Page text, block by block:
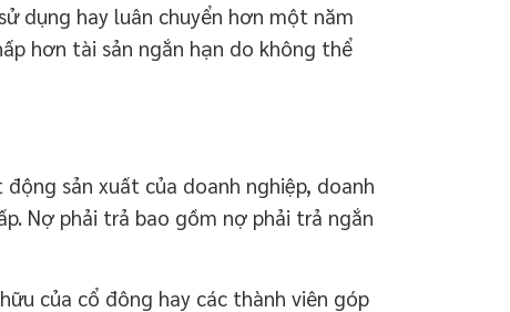
dụng hay luân chuyển hơn một năm
hơn tài sản ngắn hạn do không thể
sản xuất của doanh nghiệp, doanh
Nợ phải trả bao gồm nợ phải trả ngắn
của cổ đông hay các thành viên góp